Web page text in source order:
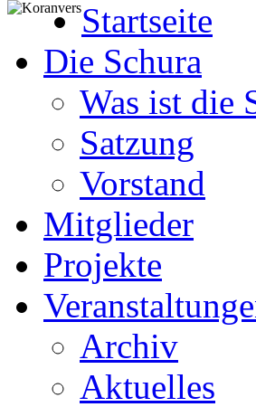
Startseite
Die Schura
Was ist die
Satzung
Vorstand
Mitglieder
Projekte
Archiv
Aktuelles